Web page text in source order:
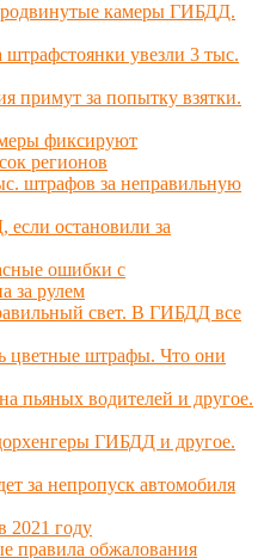
камеры ГИБДД.
увезли 3 тыс.
примут за попытку взятки.
фиксируют
регионов
штрафов за неправильную
остановили за
ошибки с
за рулем
свет. В ГИБДД все
цветные штрафы. Что они
пьяных водителей и другое.
ГИБДД и другое.
за непропуск автомобиля
2021 году
правила обжалования